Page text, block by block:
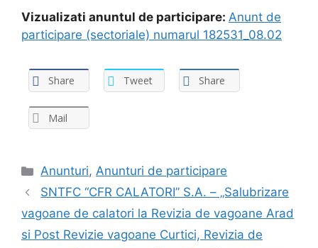
Vizualizati anuntul de participare: Anunt de
participare (sectoriale) numarul 182531_08.02
Share Tweet Share
Mail
Anunturi,Anunturi de participare
SNTFC “CFR CALATORI” S.A. – „Salubrizare
vagoane de calatori la Revizia de vagoane Arad
si Post Revizie vagoane Curtici, Revizia de